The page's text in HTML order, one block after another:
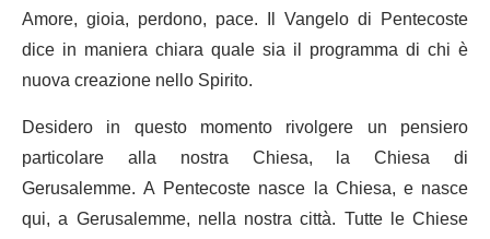
Amore, gioia, perdono, pace. Il Vangelo di Pentecoste
dice in maniera chiara quale sia il programma di chi è
nuova creazione nello Spirito.
Desidero in questo momento rivolgere un pensiero
particolare alla nostra Chiesa, la Chiesa di
Gerusalemme. A Pentecoste nasce la Chiesa, e nasce
qui, a Gerusalemme, nella nostra città. Tutte le Chiese